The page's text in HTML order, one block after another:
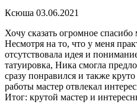
Ксюша 03.06.2021
Хочу сказать огромное
Несмотря на то, что у меня
отсутствовала идея и
татуировка, Ника смогла
сразу понравился и также
работы мастер отвлекал
Итог: крутой мастер и